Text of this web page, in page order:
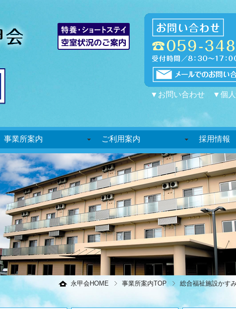
▼お問い合わせ ▼個
事業所案内 ご利用案内 採用情報
永甲会HOME 事業所案内TOP 総合福祉施設かす